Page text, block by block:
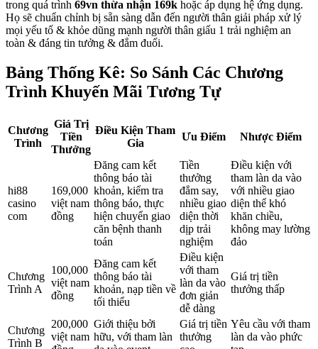
trong quá trình 69vn thừa nhận 169k hoặc áp dụng hệ ứng dụng.
Họ sẽ chuẩn chỉnh bị sẵn sàng dẫn đến người thân giải pháp xử lý
mọi yếu tố & khỏe dũng mạnh người thân giấu 1 trải nghiệm an
toàn & đáng tin tưởng & đắm đuối.
Bảng Thống Kê: So Sánh Các Chương
Trình Khuyến Mãi Tương Tự
Chương
Trình
Giá Trị
Tiền
Thưởng
Điều Kiện Tham
Gia
Ưu Điểm Nhược Điểm
hi88
casino
com
169,000
việt nam
đồng
Đăng cam kết
thông báo tài
khoản, kiểm tra
thông báo, thực
hiện chuyển giao
căn bệnh thanh
toán
Tiền
thưởng
đắm say,
nhiều giao
diện thời
dịp trải
nghiệm
Điều kiện với
tham làn da vào
với nhiều giao
diện thể khó
khăn chiều,
không may lường
đảo
Chương
Trình A
100,000
việt nam
đồng
Đăng cam kết
thông báo tài
khoản, nạp tiền về
tối thiểu
Điều kiện
với tham
làn da vào
đơn giản
dễ dàng
Giá trị tiền
thưởng thấp
Chương
Trình B
200,000
việt nam
Giới thiệu bởi
hữu, với tham làn
Giá trị tiền
thưởng
Yêu cầu với tham
làn da vào phức